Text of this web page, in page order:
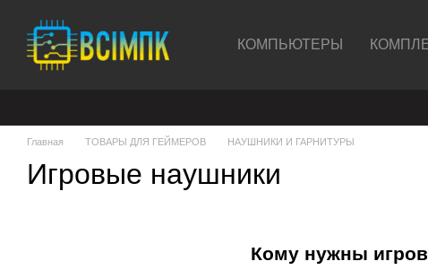
КОМПЬЮТЕРЫ
Главная ТОВАРЫ ДЛЯ ГЕЙМЕРОВ НАУШНИКИ И ГАРНИТУРЫ
Игровые наушники
Кому нужны